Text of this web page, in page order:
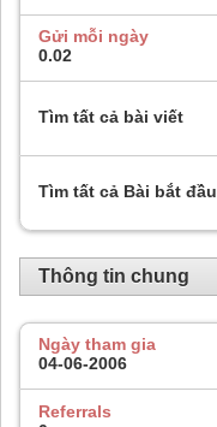
Gửi mỗi ngày
0.02
Tìm tất cả bài viết
Tìm tất cả Bài bắt đầu
Thông tin chung
Ngày tham gia
04-06-2006
Referrals